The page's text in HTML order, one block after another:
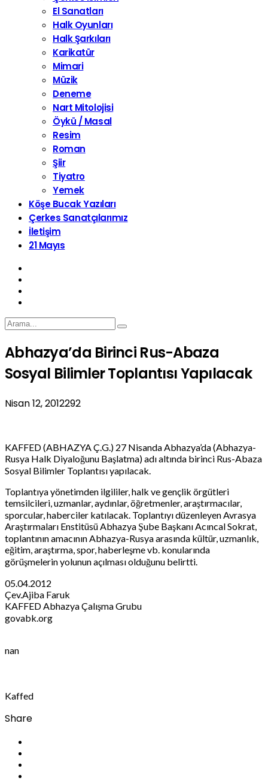
El Sanatları
Halk Oyunları
Halk Şarkıları
Karikatür
Mimari
Müzik
Deneme
Nart Mitolojisi
Öykü / Masal
Resim
Roman
Şiir
Tiyatro
Yemek
Köşe Bucak Yazıları
Çerkes Sanatçılarımız
İletişim
21 Mayıs
Abhazya’da Birinci Rus-Abaza
Sosyal Bilimler Toplantısı Yapılacak
Nisan 12, 2012292
KAFFED (ABHAZYA Ç.G.) 27 Nisanda Abhazya’da (Abhazya-
Rusya Halk Diyaloğunu Başlatma) adı altında birinci Rus-Abaza
Sosyal Bilimler Toplantısı yapılacak.
Toplantıya yönetimden ilgililer, halk ve gençlik örgütleri
temsilcileri, uzmanlar, aydınlar, öğretmenler, araştırmacılar,
sporcular, haberciler katılacak. Toplantıyı düzenleyen Avrasya
Araştırmaları Enstitüsü Abhazya Şube Başkanı Acıncal Sokrat,
toplantının amacının Abhazya-Rusya arasında kültür, uzmanlık,
eğitim, araştırma, spor, haberleşme vb. konularında
görüşmelerin yolunun açılması olduğunu belirtti.
05.04.2012
Çev.Ajiba Faruk
KAFFED Abhazya Çalışma Grubu
govabk.org
nan
Kaffed
Share